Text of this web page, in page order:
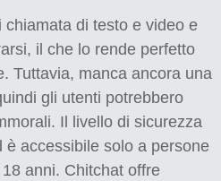
di testo e video e
il che lo rende perfetto
Tuttavia, manca ancora una
gli utenti potrebbero
Il livello di sicurezza
è accessibile solo a persone
anni. Chitchat offre